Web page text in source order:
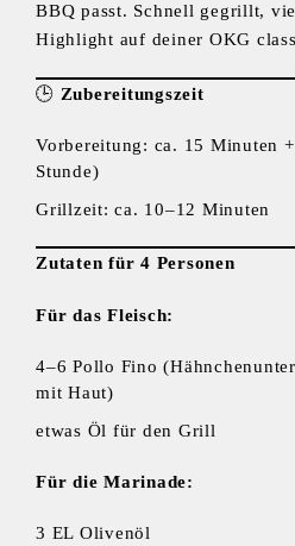
BBQ passt. Schnell gegrillt,
Highlight auf deiner OKG
🕒 Zubereitungszeit
Vorbereitung: ca. 15 Minuten
Stunde)
Grillzeit: ca. 10–12 Minuten
Zutaten für 4 Personen
Für das Fleisch:
4–6 Pollo Fino
mit Haut)
etwas Öl für den Grill
Für die Marinade:
3 EL Olivenöl